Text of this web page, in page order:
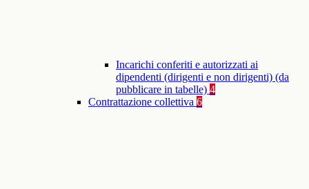
Incarichi conferiti e autorizzati ai
dipendenti (dirigenti e non dirigenti) (da
pubblicare in tabelle) 4
Contrattazione collettiva 6